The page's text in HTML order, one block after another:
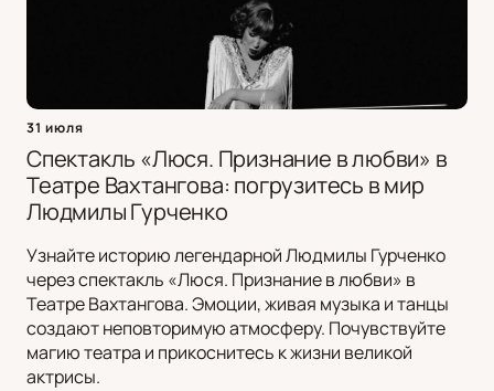
31 июля
Спектакль «Люся. Признание в любви» в
Театре Вахтангова: погрузитесь в мир
Людмилы Гурченко
Узнайте историю легендарной Людмилы Гурченко
через спектакль «Люся. Признание в любви» в
Театре Вахтангова. Эмоции, живая музыка и танцы
создают неповторимую атмосферу. Почувствуйте
магию театра и прикоснитесь к жизни великой
актрисы.